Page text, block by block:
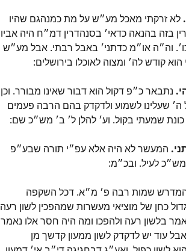
לא זרקתי מאכל מע״ש על מת כמנהגם שהיו
בזה בהנאה כדאי׳ בסנהדרין דמ״ח היה אביו
כו׳. וה״ה או״מ כדתני׳ באבל רבתי. אבל מע״ש
קודש לה׳ ומצוה לאוכלו בירושלים:
נתבאר כ״פ דקול הוא דבור שאינו מבורר. וכן
שעלינו לשמוע ולדקדק בהם הרבה פעמים
כונת שמעתי בקול. וע׳ להלן ל׳ ב׳ מש״כ שם:
המעשר לא היה אלא עפ״י תורה שבע״פ
לעיל. ובכ״מ:
המדרש שמות רבה פ׳ מ״א. דכל השקפה
כחן של מוציאי מעשרות שמהפכין לשון רעה
בלשון רעה ולהפכו ומה היה חסר אלו נאמר
עוד יש לדקדק לשון ממעון קדשך מן